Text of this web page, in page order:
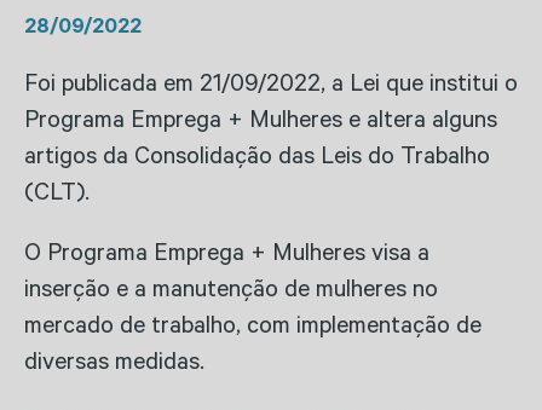
28/09/2022
Foi publicada em 21/09/2022, a Lei que institui o
Programa Emprega + Mulheres e altera alguns
artigos da Consolidação das Leis do Trabalho
(CLT).
O Programa Emprega + Mulheres visa a
inserção e a manutenção de mulheres no
mercado de trabalho, com implementação de
diversas medidas.